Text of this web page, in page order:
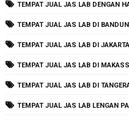
TEMPAT JUAL JAS LAB DENGAN
TEMPAT JUAL JAS LAB DI
TEMPAT JUAL JAS LAB DI JAKARTA
TEMPAT JUAL JAS LAB DI
TEMPAT JUAL JAS LAB DI
TEMPAT JUAL JAS LAB LENGAN